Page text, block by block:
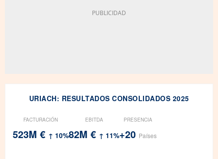
URIACH: RESULTADOS CONSOLIDADOS 2025
FACTURACIÓN
523M € ↑ 10%
EBITDA
82M € ↑ 11%
PRESENCIA
+20 Países